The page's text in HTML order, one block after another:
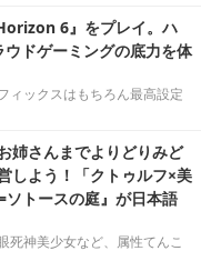
6』をプレイ。ハ
ドゲーミングの底力を体
ィックスはもちろん最高設定
姉さんまでよりどりみど
しよう！「クトゥルフ×美
トースの庭』が日本語
死神美少女など、属性てんこ